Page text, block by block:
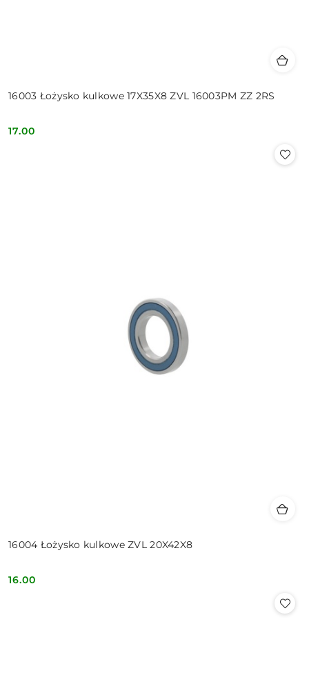
16003 Łożysko kulkowe 17X35X8 ZVL 16003PM ZZ 2RS
Cena:
17.00
16004 Łożysko kulkowe ZVL 20X42X8
Cena:
16.00